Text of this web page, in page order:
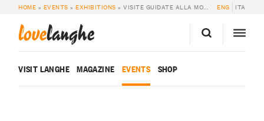
HOME » EVENTS »EXHIBITIONS »VISITE GUIDATE ALLA MOSTRA DI PIETRO FRANCESCO GUALA ENG ITA
lovelanghe
VISIT LANGHE MAGAZINE EVENTS SHOP